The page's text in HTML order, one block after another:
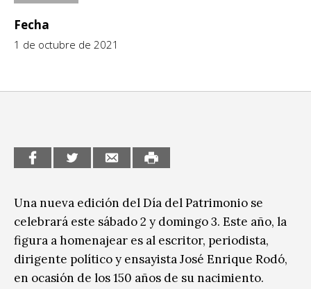
Espacio itinerante de lectura infantil
Formación
Medio Ambiente
Música
Sin categoría
Fecha
1 de octubre de 2021
Una nueva edición del Día del Patrimonio se
celebrará este sábado 2 y domingo 3. Este año, la
figura a homenajear es al escritor, periodista,
dirigente político y ensayista José Enrique Rodó,
en ocasión de los 150 años de su nacimiento.